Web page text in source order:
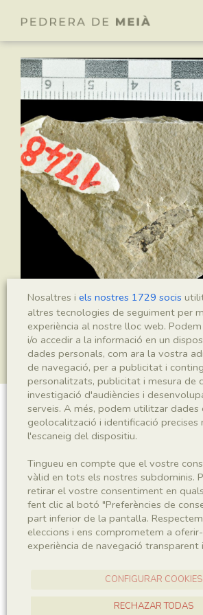
Plantae indet.
Sigla
MNHN 17481a
Taxonomia
Nosaltres i els nostres 1729 socis
altres tecnologies de seguiment per
experiència al nostre lloc web.
i/o accedir a la informació en un
dades personals, com ara la vostra
de navegació, per a publicitat i
personalitzats, publicitat i mesura de
investigació d'audiències i
serveis. A més, podem utilitzar dades
geolocalització i identificació precises
l'escaneig del dispositiu.
Tingueu en compte que el vostre
vàlid en tots els nostres subdominis.
retirar el vostre consentiment en
fent clic al botó "Preferències de
part inferior de la pantalla.
eleccions i ens comprometem a
experiència de navegació transparent
CONFIGURAR COOKIES
RECHAZAR TODAS